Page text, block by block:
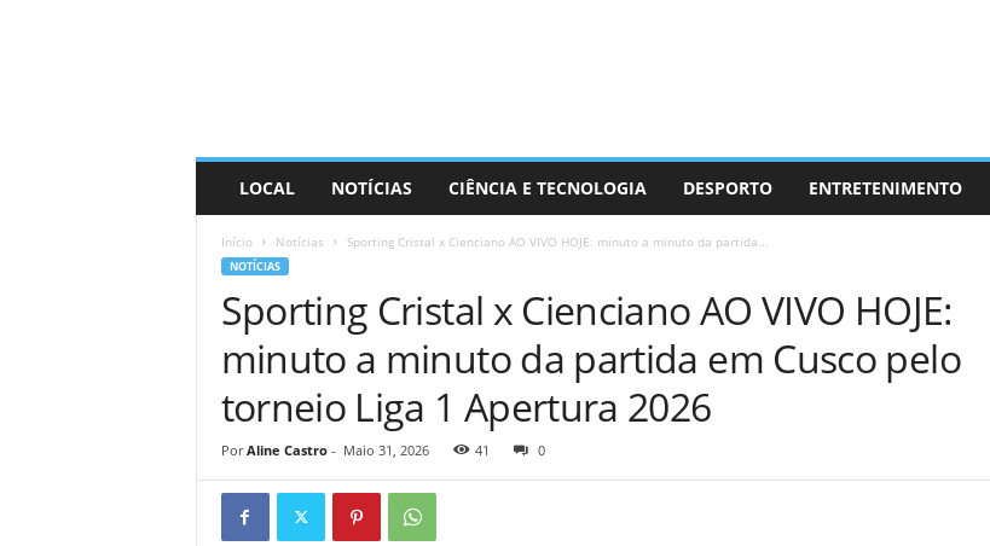
LOCAL NOTÍCIAS CIÊNCIA E TECNOLOGIA DESPORTO ENTRETENIMENTO
Início Notícias Sporting Cristal x Cienciano AO VIVO HOJE: minuto a minuto da partida...
NOTÍCIAS
Sporting Cristal x Cienciano AO VIVO HOJE:
minuto a minuto da partida em Cusco pelo
torneio Liga 1 Apertura 2026
Por Aline Castro- Maio 31, 2026 41 0